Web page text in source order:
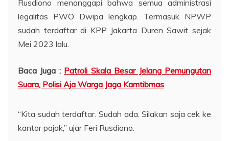
Rusdiono menanggapi bahwa semua administrasi
legalitas PWO Dwipa lengkap. Termasuk NPWP
sudah terdaftar di KPP Jakarta Duren Sawit sejak
Mei 2023 lalu.
Baca Juga : Patroli Skala Besar Jelang Pemungutan
Suara, Polisi Aja Warga Jaga Kamtibmas
“Kita sudah terdaftar. Sudah ada. Silakan saja cek ke
kantor pajak,” ujar Feri Rusdiono.